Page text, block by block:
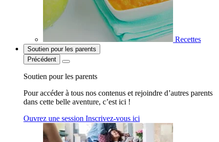
Recettes
Soutien pour les parents
Précédent
Soutien pour les parents
Pour accéder à tous nos contenus et rejoindre d’autres parents
dans cette belle aventure, c’est ici !
Ouvrez une session Inscrivez-vous ici